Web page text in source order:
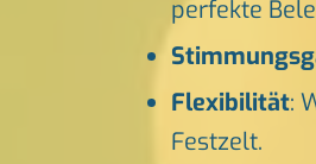
perfekte
Flexibilität:
Festzelt.